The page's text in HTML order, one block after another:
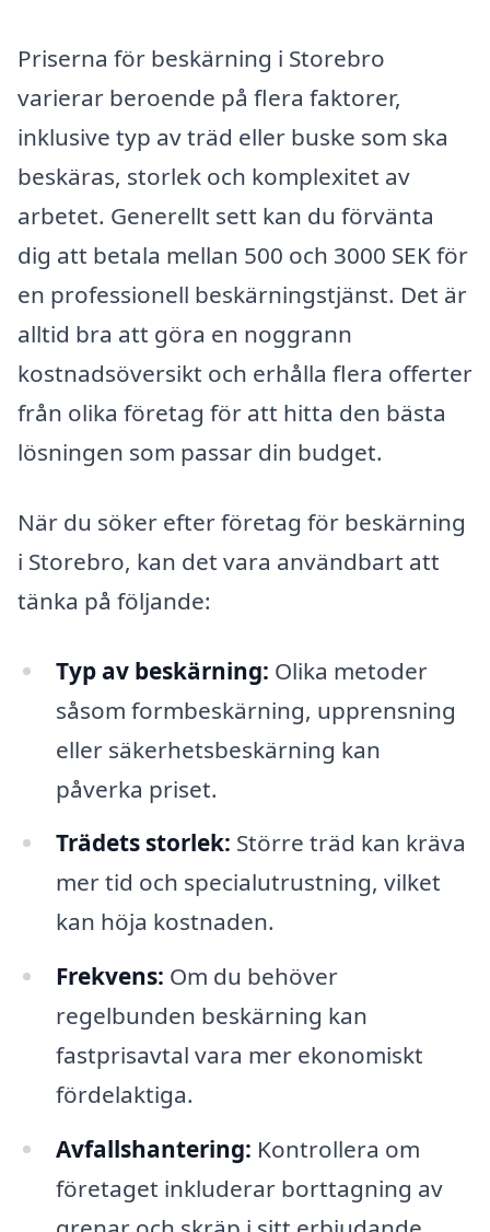
Priserna för beskärning i Storebro
varierar beroende på flera faktorer,
inklusive typ av träd eller buske som ska
beskäras, storlek och komplexitet av
arbetet. Generellt sett kan du förvänta
dig att betala mellan 500 och 3000 SEK för
en professionell beskärningstjänst. Det är
alltid bra att göra en noggrann
kostnadsöversikt och erhålla flera offerter
från olika företag för att hitta den bästa
lösningen som passar din budget.
När du söker efter företag för beskärning
i Storebro, kan det vara användbart att
tänka på följande:
Typ av beskärning: Olika metoder
såsom formbeskärning, upprensning
eller säkerhetsbeskärning kan
påverka priset.
Trädets storlek: Större träd kan kräva
mer tid och specialutrustning, vilket
kan höja kostnaden.
Frekvens: Om du behöver
regelbunden beskärning kan
fastprisavtal vara mer ekonomiskt
fördelaktiga.
Avfallshantering: Kontrollera om
företaget inkluderar borttagning av